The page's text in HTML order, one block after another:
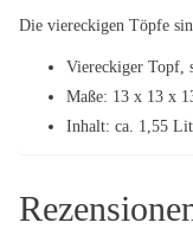
Die viereckigen Töpfe
Viereckiger Topf,
Maße: 13 x 13 x
Inhalt: ca. 1,55